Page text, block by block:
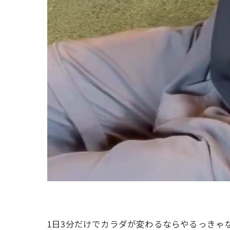
1日3分だけでカラダが変わるならやるっきゃ